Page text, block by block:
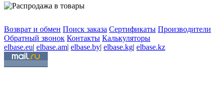
Возврат и обмен Поиск заказа Сертификаты Производители
Обратный звонок Контакты Калькуляторы
elbase.eu| elbase.am| elbase.by| elbase.kg| elbase.kz